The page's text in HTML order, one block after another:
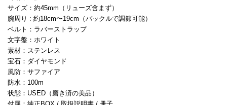
サイズ：約45mm（リューズ含まず）
腕周り : 約18cm〜19cm（バックルで調節可能）
ベルト：ラバーストラップ
文字盤：ホワイト
素材：ステンレス
宝石：ダイヤモンド
風防：サファイア
防水：100m
状態：USED（磨き済の美品）